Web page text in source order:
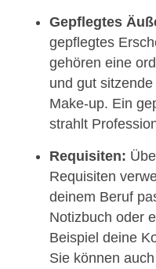
Gepflegtes
gepflegtes
gehören eine
und gut
Make-up. Ein
strahlt
Requisiten:
Requisiten
deinem Beruf
Notizbuch oder
Beispiel deine
Sie können